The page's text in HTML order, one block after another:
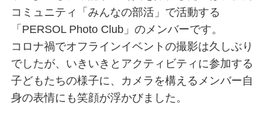
コミュニティ「みんなの部活」で活動する
「PERSOL Photo Club」のメンバーです。
コロナ禍でオフラインイベントの撮影は久しぶり
でしたが、いきいきとアクティビティに参加する
子どもたちの様子に、カメラを構えるメンバー自
身の表情にも笑顔が浮かびました。